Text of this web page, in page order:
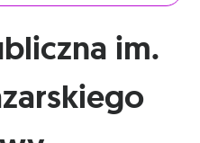
im.